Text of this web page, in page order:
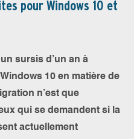
pour Windows 10 et
sursis d’un an à
10 en matière de
n’est que
qui se demandent si la
actuellement